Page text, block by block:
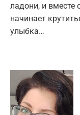
ладони, и вместе
начинает
улыбка…